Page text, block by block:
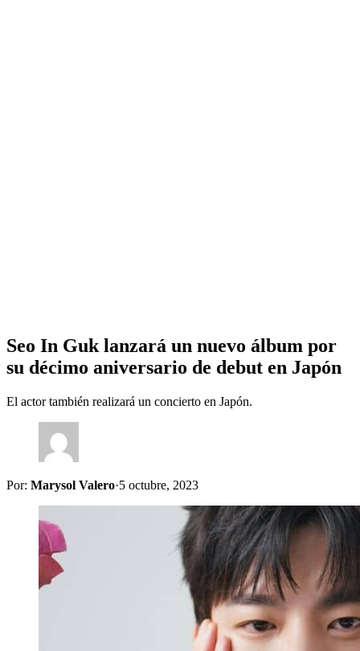
Seo In Guk lanzará un nuevo álbum por
su décimo aniversario de debut en Japón
El actor también realizará un concierto en Japón.
Por: Marysol Valero·5 octubre, 2023